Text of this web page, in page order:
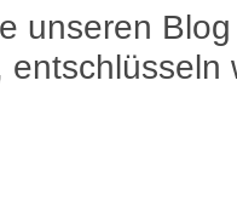
unseren